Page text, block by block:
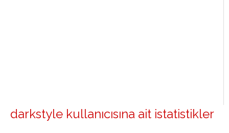
darkstyle kullanıcısına ait istatistikler